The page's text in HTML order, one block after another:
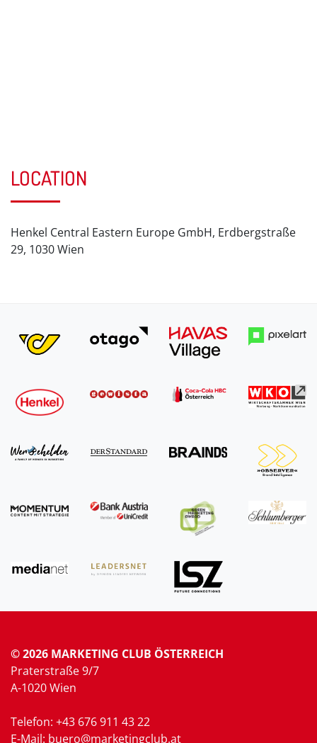
LOCATION
Henkel Central Eastern Europe GmbH, Erdbergstraße
29, 1030 Wien
© 2026 MARKETING CLUB ÖSTERREICH
Praterstraße 9/7
A-1020 Wien
Telefon: +43 676 911 43 22
E-Mail: buero@marketingclub.at